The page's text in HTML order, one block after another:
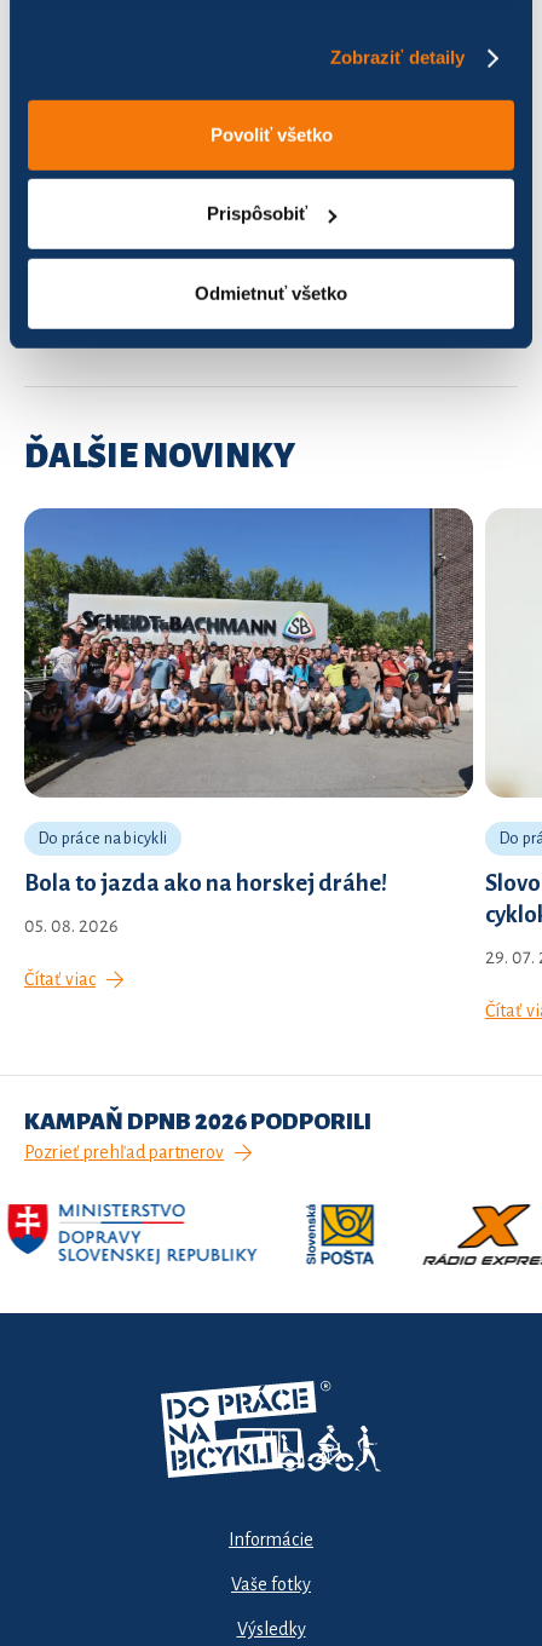
Zobraziť detaily
Povoliť všetko
Prispôsobiť
Odmietnuť všetko
PÁČIL SA VÁM ČLÁNOK? ZDIEĽAJTE HO
ĎALŠIE NOVINKY
Do práce na bicykli
Bola to jazda ako na horskej dráhe!
05. 08. 2026
Čítať viac
Do
29. 07.
Čítať
KAMPAŇ DPNB 2026 PODPORILI
Pozrieť prehľad partnerov
Informácie
Vaše fotky
Výsledky